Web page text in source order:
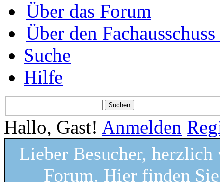
Über das Forum
Über den
Suche
Hilfe
Hallo, Gast! Anmelden
Lieber Besucher,
Forum. Hier finden